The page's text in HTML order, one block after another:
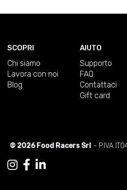
SCOPRI
Chi siamo
Lavora con noi
Blog
AIUTO
Supporto
FAQ
Contattaci
Gift card
© 2026 Food Racers Srl - P.IVA